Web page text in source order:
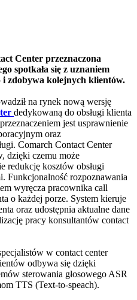
Center przeznaczona
spotkała się z uznaniem
i zdobywa kolejnych klientów.
na rynek nową wersję
dedykowaną do obsługi klienta
jest usprawnienie
oraz
Comarch Contact Center
dzięki czemu może
redukcję kosztów obsługi
Funkcjonalność rozpoznawania
wyręcza pracownika call
o każdej porze. System kieruje
oraz udostępnia aktualne dane
pracy konsultantów contact
w contact center
odbywa się dzięki
sterowania głosowego ASR
TTS (Text-to-speach).